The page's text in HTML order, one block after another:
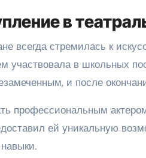
в
всегда стремилась к
участвовала в школьных
и после
профессиональным
ей уникальную